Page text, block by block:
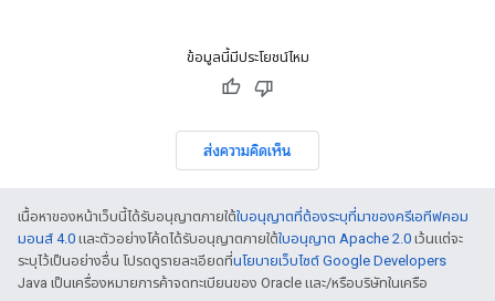
ข้อมูลนี้มีประโยชน์ไหม
ส่งความคิดเห็น
เนื้อหาของหน้าเว็บนี้ได้รับอนุญาตภายใต้ใบอนุญาตที่ต้องระบุที่มาของครีเอทีฟคอม
มอนส์ 4.0 และตัวอย่างโค้ดได้รับอนุญาตภายใต้ใบอนุญาต Apache 2.0 เว้นแต่จะ
ระบุไว้เป็นอย่างอื่น โปรดดูรายละเอียดที่นโยบายเว็บไซต์ Google Developers
Java เป็นเครื่องหมายการค้าจดทะเบียนของ Oracle และ/หรือบริษัทในเครือ